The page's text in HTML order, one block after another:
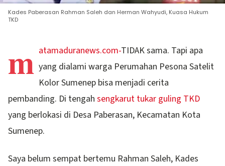
Kades Paberasan Rahman Saleh dan Herman Wahyudi, Kuasa Hukum
TKD
m atamaduranews.com-TIDAK sama. Tapi apa
yang dialami warga Perumahan Pesona Satelit
Kolor Sumenep bisa menjadi cerita
pembanding. Di tengah sengkarut tukar guling TKD
yang berlokasi di Desa Paberasan, Kecamatan Kota
Sumenep.
Saya belum sempat bertemu Rahman Saleh, Kades